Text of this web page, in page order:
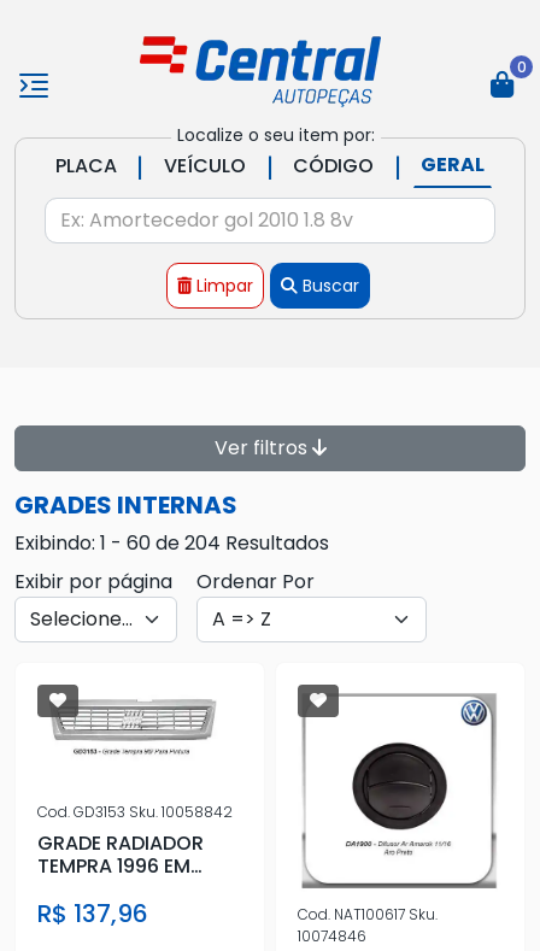
Localize o seu item por:
PLACA | VEÍCULO | CÓDIGO | GERAL
Limpar Buscar
0
Ver filtros
GRADES INTERNAS
Exibindo: 1 - 60 de 204 Resultados
Exibir por página
Ordenar Por
Cod.GD3153 Sku.10058842
GRADE RADIADOR
TEMPRA 1996 EM
R$ 137,96 Cod. NAT100617 Sku.
10074846